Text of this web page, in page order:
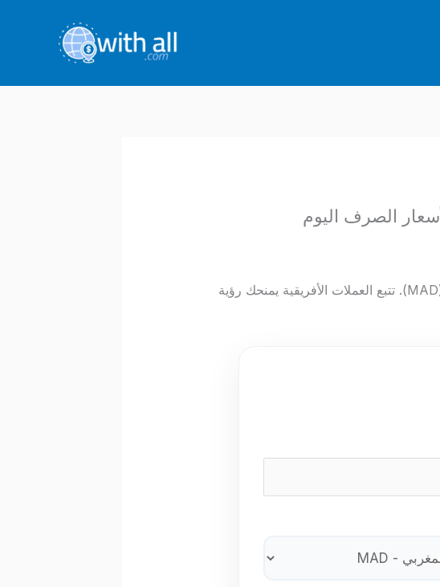
في هذا المقال، نستعرض سعر تحويل 300 شلن كيني (KES) إلى الدرهم المغربي (MAD). تتبع العملات الأفريقية يمنحك رؤية